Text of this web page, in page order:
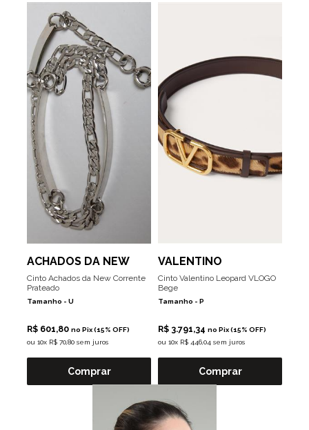
ACHADOS DA NEW
Cinto Achados da New Corrente
Prateado
Tamanho - U
R$ 601,80 no Pix (15% OFF)
ou 10x R$ 70,80 sem juros
Comprar
VALENTINO
Cinto Valentino Leopard VLOGO
Bege
Tamanho - P
R$ 3.791,34 no Pix (15% OFF)
ou 10x R$ 446,04 sem juros
Comprar